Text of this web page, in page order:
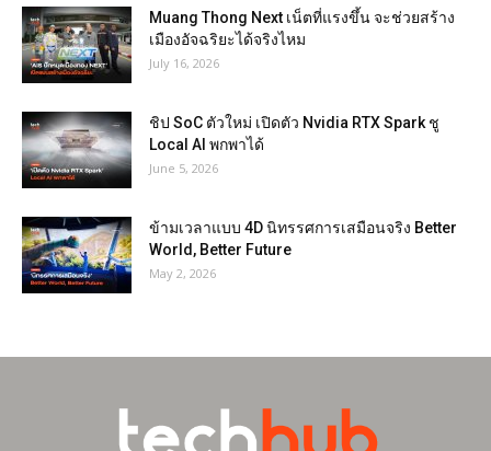
Muang Thong Next เน็ตที่แรงขึ้น จะช่วยสร้าง
เมืองอัจฉริยะได้จริงไหม
July 16, 2026
ชิป SoC ตัวใหม่ เปิดตัว Nvidia RTX Spark ชู
Local AI พกพาได้
June 5, 2026
ข้ามเวลาแบบ 4D นิทรรศการเสมือนจริง Better
World, Better Future
May 2, 2026